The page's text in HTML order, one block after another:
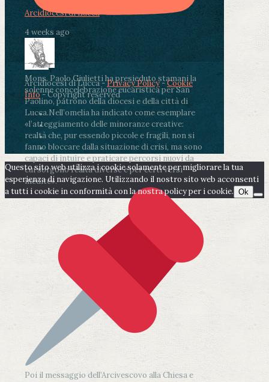
Arcidiocesi di Lucca
4 weeks ago
Mons. Paolo Giulietti ha presieduto stamani la
solenne concelebrazione eucaristica per San
Paolino, patrono della diocesi e della città di
Lucca.Nell’omelia ha indicato come esemplare
«l’atteggiamento delle minoranze creative:
realtà che, pur essendo piccole e fragili, non si
fanno bloccare dalla situazione di crisi, ma sono
capaci di intuire e praticare percorsi nuovi da
cui sorgono realtà diverse e per certi versi
inedite».
Poi il messaggio dell’Arcivescovo alla Chiesa e
Arcidiocesi di Lucca -Privacy Policy-Cookie
Info- Copyright reserved
Questo sito web utilizza i cookie solamente per migliorare la tua
esperienza di navigazione. Utilizzando il nostro sito web acconsenti
a tutti i cookie in conformità con la nostra policy per i cookie. Ok